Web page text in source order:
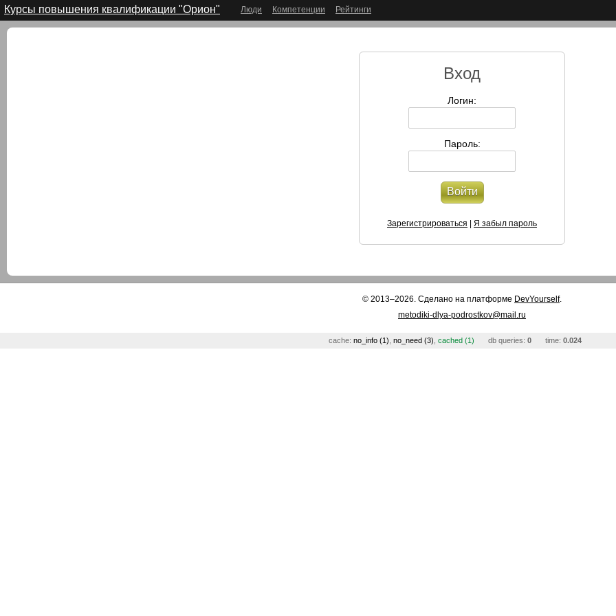
Курсы повышения квалификации "Орион" Люди Компетенции Рейтинги
Вход
Логин:
Пароль:
Войти
Зарегистрироваться Я забыл пароль
© 2013–2026. Сделано на платформе DevYourself.
metodiki-dlya-podrostkov@mail.ru
cache: no_info (1) no_need (3) cached (1) db queries: 0 time: 0.024